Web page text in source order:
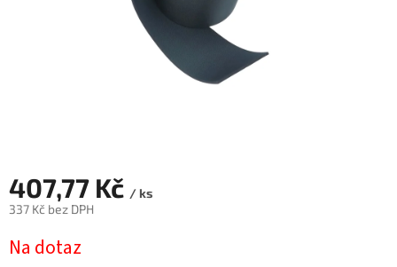
407,77 Kč / ks
337 Kč bez DPH
cena:
Na dotaz